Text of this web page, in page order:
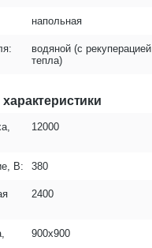
напольная
водяной (с рекуперацией
тепла)
12000
В: 380
2400
900x900